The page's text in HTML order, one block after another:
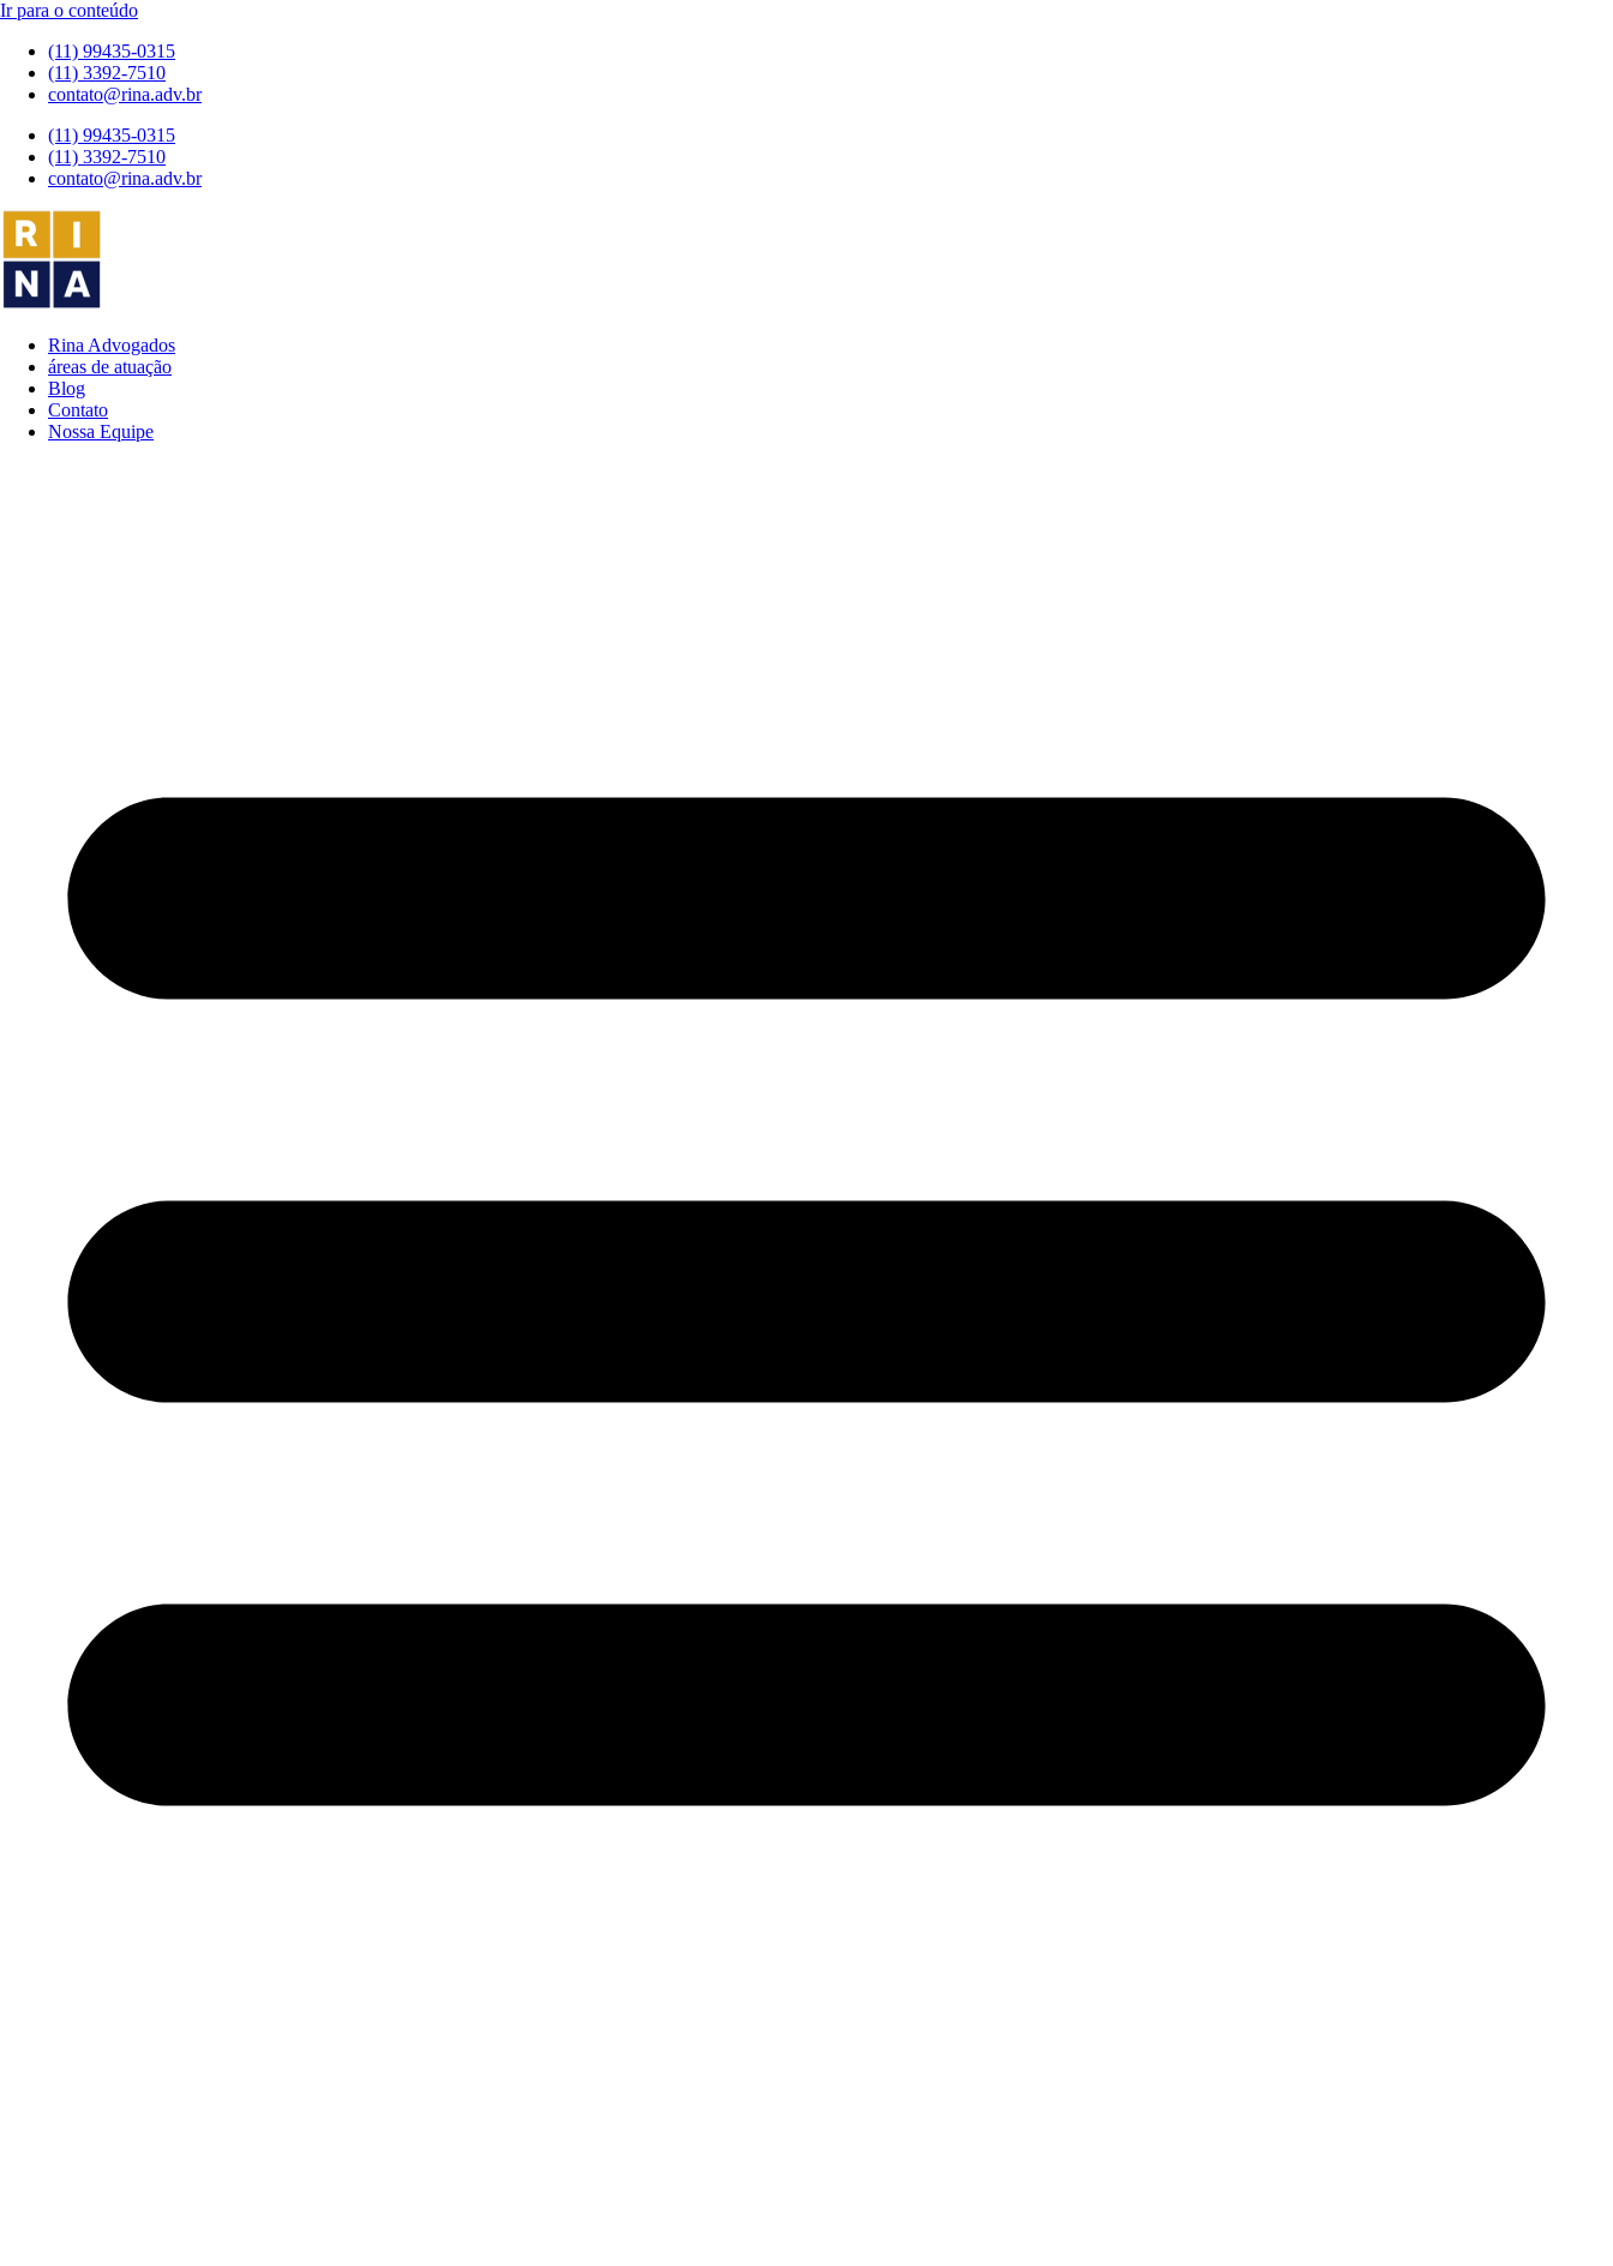
Ir para o conteúdo
(11) 99435-0315
(11) 3392-7510
contato@rina.adv.br
(11) 99435-0315
(11) 3392-7510
contato@rina.adv.br
Rina Advogados
áreas de atuação
Blog
Contato
Nossa Equipe